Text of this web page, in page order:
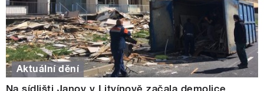
Aktuální dění